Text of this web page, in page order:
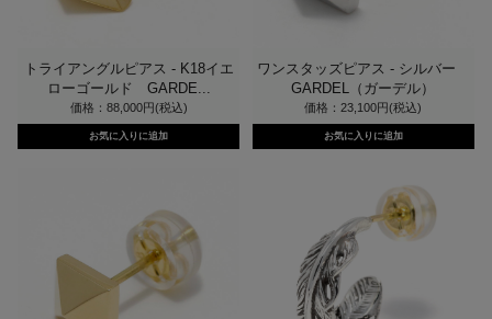
トライアングルピアス - K18イエ
ローゴールド GARDE...
価格：88,000円(税込)
ワンスタッズピアス - シルバー
GARDEL（ガーデル）
価格：23,100円(税込)